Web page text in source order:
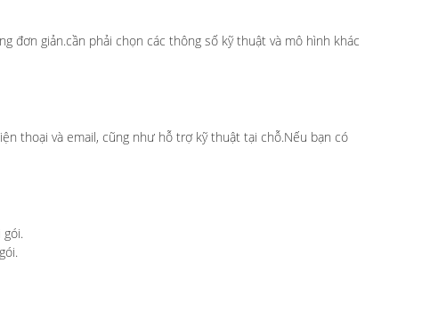
đơn giản.cần phải chọn các thông số kỹ thuật và mô hình khác
thoại và email, cũng như hỗ trợ kỹ thuật tại chỗ.Nếu bạn có
gói.